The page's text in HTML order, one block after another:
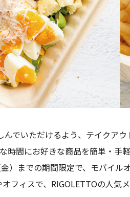
でいただけるよう、テイクアウ
間にお好きな商品を簡単・手
）までの期間限定で、モバイル
フィスで、RIGOLETTOの人気